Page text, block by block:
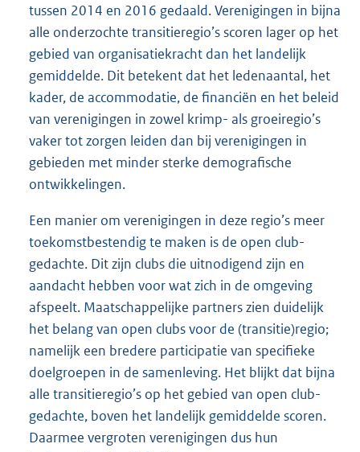
tussen 2014 en 2016 gedaald. Verenigingen in bijna
alle onderzochte transitieregio’s scoren lager op het
gebied van organisatiekracht dan het landelijk
gemiddelde. Dit betekent dat het ledenaantal, het
kader, de accommodatie, de financiën en het beleid
van verenigingen in zowel krimp- als groeiregio’s
vaker tot zorgen leiden dan bij verenigingen in
gebieden met minder sterke demografische
ontwikkelingen.
Een manier om verenigingen in deze regio’s meer
toekomstbestendig te maken is de open club-
gedachte. Dit zijn clubs die uitnodigend zijn en
aandacht hebben voor wat zich in de omgeving
afspeelt. Maatschappelijke partners zien duidelijk
het belang van open clubs voor de (transitie)regio;
namelijk een bredere participatie van specifieke
doelgroepen in de samenleving. Het blijkt dat bijna
alle transitieregio’s op het gebied van open club-
gedachte, boven het landelijk gemiddelde scoren.
Daarmee vergroten verenigingen dus hun